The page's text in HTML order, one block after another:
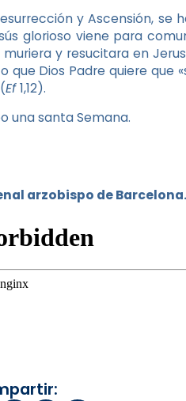
y Ascensión, se
glorioso viene para
y resucitara en
Dios Padre quiere que
Ef1,12).
una santa Semana.
arzobispo de Barcelona.